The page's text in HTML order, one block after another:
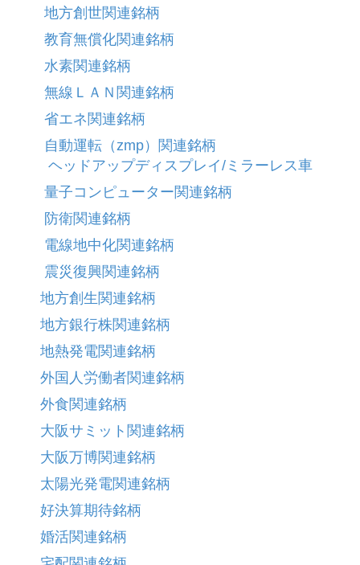
地方創世関連銘柄
教育無償化関連銘柄
水素関連銘柄
無線ＬＡＮ関連銘柄
省エネ関連銘柄
自動運転（zmp）関連銘柄
ヘッドアップディスプレイ/ミラーレス車
量子コンピューター関連銘柄
防衛関連銘柄
電線地中化関連銘柄
震災復興関連銘柄
地方創生関連銘柄
地方銀行株関連銘柄
地熱発電関連銘柄
外国人労働者関連銘柄
外食関連銘柄
大阪サミット関連銘柄
大阪万博関連銘柄
太陽光発電関連銘柄
好決算期待銘柄
婚活関連銘柄